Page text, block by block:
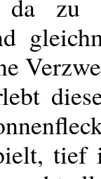
da zu